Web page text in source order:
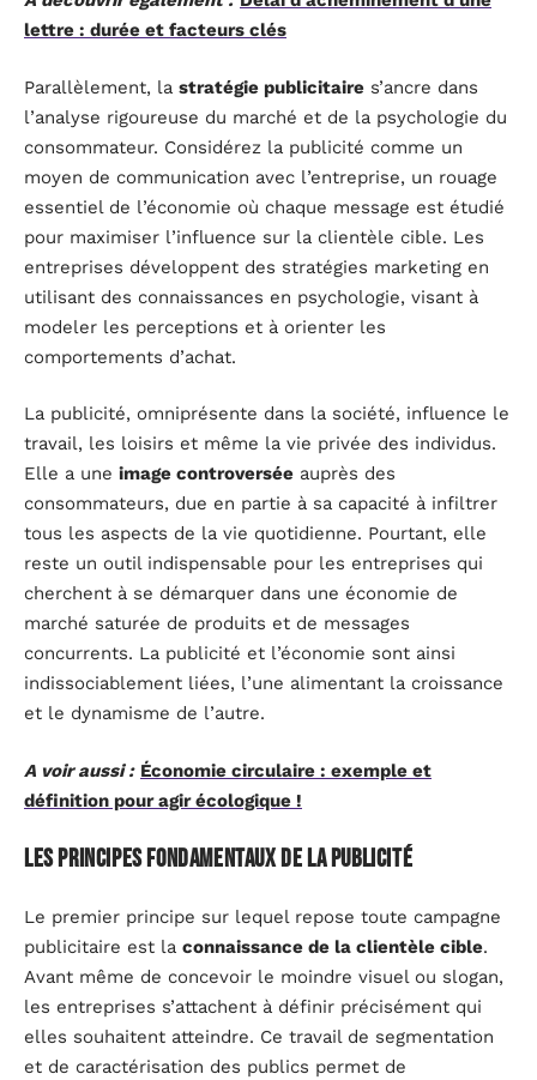
lettre : durée et facteurs clés
Parallèlement, la stratégie publicitaire s’ancre dans
l’analyse rigoureuse du marché et de la psychologie du
consommateur. Considérez la publicité comme un
moyen de communication avec l’entreprise, un rouage
essentiel de l’économie où chaque message est étudié
pour maximiser l’influence sur la clientèle cible. Les
entreprises développent des stratégies marketing en
utilisant des connaissances en psychologie, visant à
modeler les perceptions et à orienter les
comportements d’achat.
La publicité, omniprésente dans la société, influence le
travail, les loisirs et même la vie privée des individus.
Elle a une image controversée auprès des
consommateurs, due en partie à sa capacité à infiltrer
tous les aspects de la vie quotidienne. Pourtant, elle
reste un outil indispensable pour les entreprises qui
cherchent à se démarquer dans une économie de
marché saturée de produits et de messages
concurrents. La publicité et l’économie sont ainsi
indissociablement liées, l’une alimentant la croissance
et le dynamisme de l’autre.
A voir aussi : Économie circulaire : exemple et
définition pour agir écologique !
Les principes fondamentaux de la publicité
Le premier principe sur lequel repose toute campagne
publicitaire est la connaissance de la clientèle cible.
Avant même de concevoir le moindre visuel ou slogan,
les entreprises s’attachent à définir précisément qui
elles souhaitent atteindre. Ce travail de segmentation
et de caractérisation des publics permet de